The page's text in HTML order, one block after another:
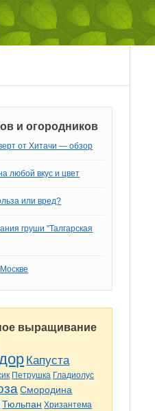
и огородников
от Хитачи — обзор
любой вкус и цвет
или вред?
груши "Талгарская
выращивание
Капуста
Петрушка Гладиолус
Смородина
Тюльпан Хризантема